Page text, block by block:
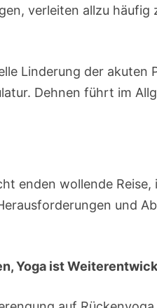
verleiten allzu
Linderung der akuten
Dehnen führt im
enden wollende
und
Yoga ist